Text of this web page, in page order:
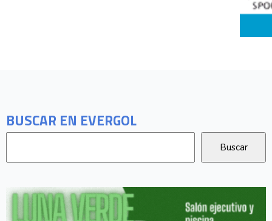
BUSCAR EN EVERGOL